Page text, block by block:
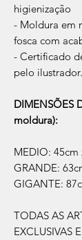
higienização
- Moldura em
fosca com
- Certificado
pelo ilustrador.
DIMENSÕES
moldura):
MEDIO: 45cm
GRANDE:
GIGANTE:
TODAS AS
EXCLUSIVAS